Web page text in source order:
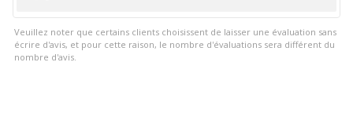
positif
Veuillez noter que certains clients choisissent de laisser une évaluation sans
écrire d'avis, et pour cette raison, le nombre d'évaluations sera différent du
nombre d'avis.